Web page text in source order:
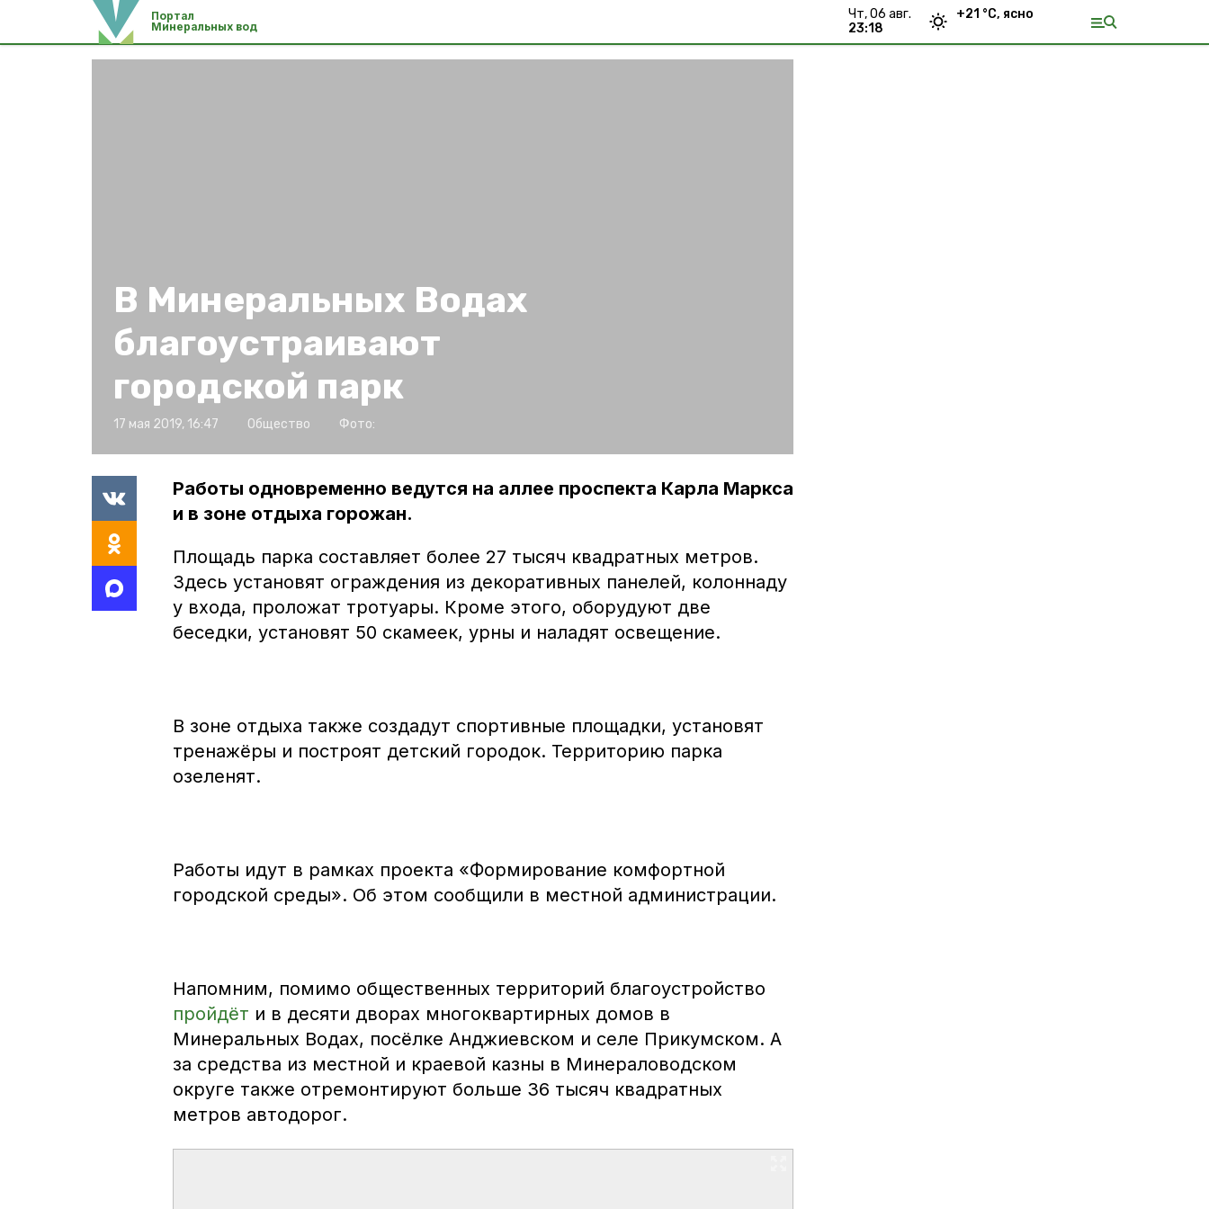
Портал
Минеральных вод
чт, 06 авг.
23:18
+21 °С, ясно
В Минеральных Водах
благоустраивают
городской парк
17 мая 2019, 16:47 Общество Фото:
Работы одновременно ведутся на аллее проспекта Карла Маркса
и в зоне отдыха горожан.
Площадь парка составляет более 27 тысяч квадратных метров.
Здесь установят ограждения из декоративных панелей, колоннаду
у входа, проложат тротуары. Кроме этого, оборудуют две
беседки, установят 50 скамеек, урны и наладят освещение.
В зоне отдыха также создадут спортивные площадки, установят
тренажёры и построят детский городок. Территорию парка
озеленят.
Работы идут в рамках проекта «Формирование комфортной
городской среды». Об этом сообщили в местной администрации.
Напомним, помимо общественных территорий благоустройство
пройдёт и в десяти дворах многоквартирных домов в
Минеральных Водах, посёлке Анджиевском и селе Прикумском. А
за средства из местной и краевой казны в Минераловодском
округе также отремонтируют больше 36 тысяч квадратных
метров автодорог.